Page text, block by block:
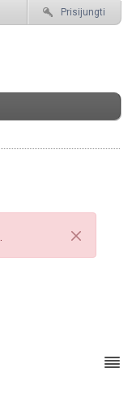
Prisijungti
Uždaryti